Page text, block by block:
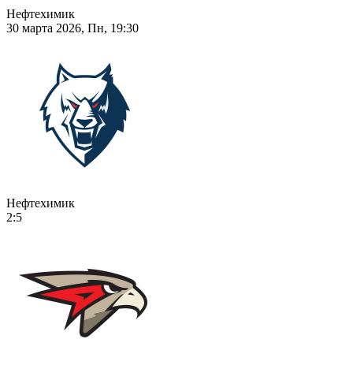
Нефтехимик
30 марта 2026, Пн, 19:30
Нефтехимик
2:5